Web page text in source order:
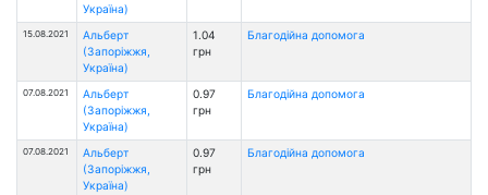
Україна)
15.08.2021
Альберт
(Запоріжжя,
Україна)
1.04
грн
Благодійна допомога
07.08.2021
Альберт
(Запоріжжя,
Україна)
0.97
грн
Благодійна допомога
07.08.2021
Альберт
(Запоріжжя,
Україна)
0.97
грн
Благодійна допомога